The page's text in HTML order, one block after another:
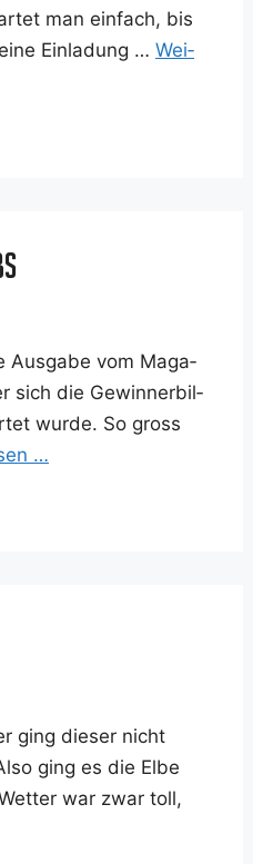
man ein­fach, bis
Ein­la­dung … Wei­
Aus­ga­be vom Maga­
sich die Gewin­ner­bil­
wur­de. So gross
…
ging die­ser nicht
ging es die Elbe
war zwar toll,